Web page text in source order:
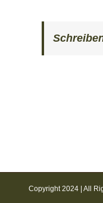
Copyright 2024 | All